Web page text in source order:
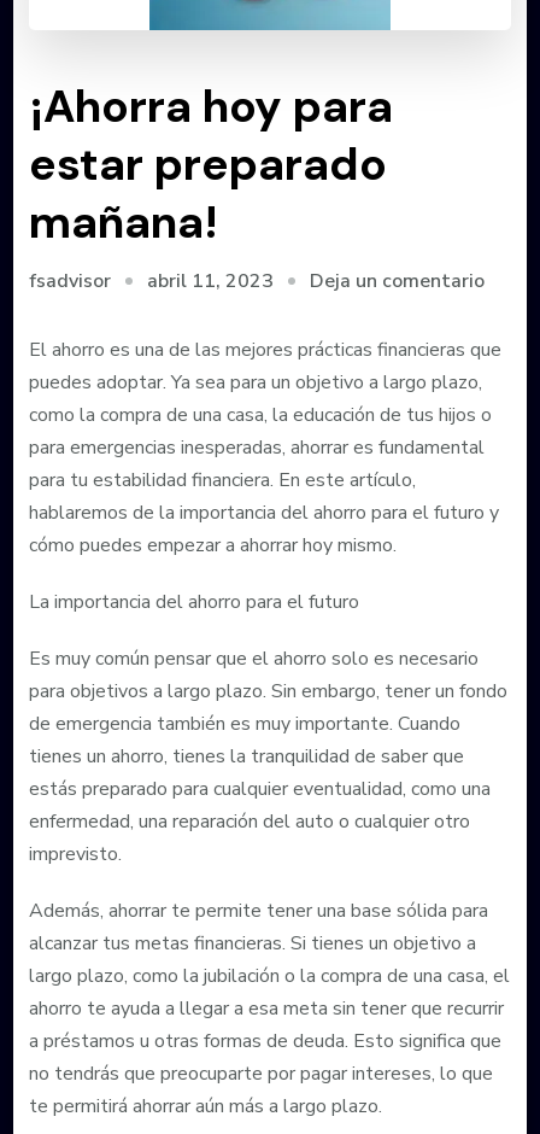
¡Ahorra hoy para
estar preparado
mañana!
fsadvisor abril 11, 2023 Deja un comentarioen
hoy
estar
El ahorro es una de las mejores prácticas financieras que
puedes adoptar. Ya sea para un objetivo a largo plazo,
como la compra de una casa, la educación de tus hijos o
para emergencias inesperadas, ahorrar es fundamental
para tu estabilidad financiera. En este artículo,
hablaremos de la importancia del ahorro para el futuro y
cómo puedes empezar a ahorrar hoy mismo.
La importancia del ahorro para el futuro
Es muy común pensar que el ahorro solo es necesario
para objetivos a largo plazo. Sin embargo, tener un fondo
de emergencia también es muy importante. Cuando
tienes un ahorro, tienes la tranquilidad de saber que
estás preparado para cualquier eventualidad, como una
enfermedad, una reparación del auto o cualquier otro
imprevisto.
Además, ahorrar te permite tener una base sólida para
alcanzar tus metas financieras. Si tienes un objetivo a
largo plazo, como la jubilación o la compra de una casa, el
ahorro te ayuda a llegar a esa meta sin tener que recurrir
a préstamos u otras formas de deuda. Esto significa que
no tendrás que preocuparte por pagar intereses, lo que
te permitirá ahorrar aún más a largo plazo.